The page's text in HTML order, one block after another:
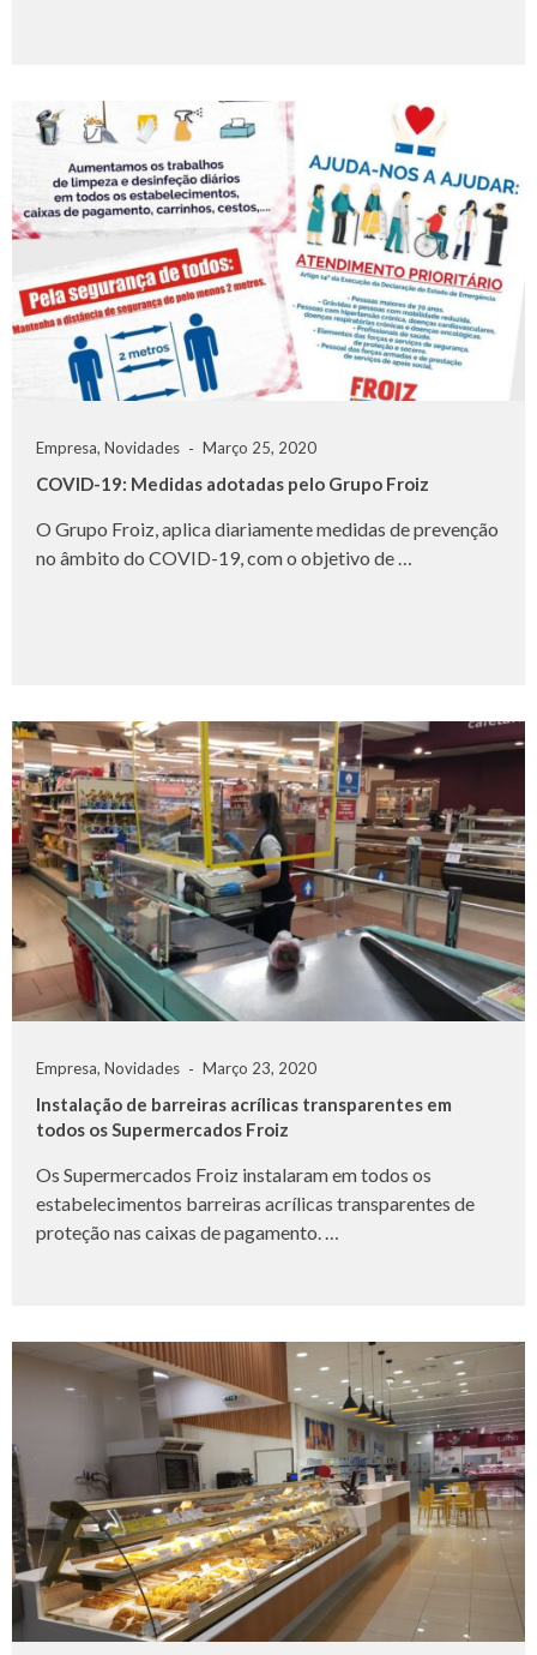
Empresa, Novidades Março 25, 2020
COVID-19: Medidas adotadas pelo Grupo Froiz
O Grupo Froiz, aplica diariamente medidas de prevenção
no âmbito do COVID-19, com o objetivo de …
Empresa, Novidades Março 23, 2020
Instalação de barreiras acrílicas transparentes em
todos os Supermercados Froiz
Os Supermercados Froiz instalaram em todos os
estabelecimentos barreiras acrílicas transparentes de
proteção nas caixas de pagamento. …